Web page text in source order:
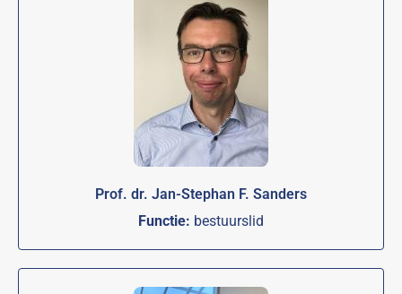
Prof. dr. Jan-Stephan F. Sanders
Functie: bestuurslid